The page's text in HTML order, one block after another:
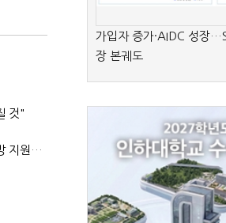
것"
'상시근로자 수 아닌 산업재해 위험도'…김재섭, 산재예방 지원기준 손질
가입자 증가·AIDC 성장
장 본궤도